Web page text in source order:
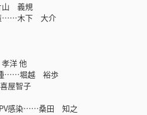
山 義規
……木下 大介
洋 他
種……堀越 裕歩
屋智子
感染……桑田 知之